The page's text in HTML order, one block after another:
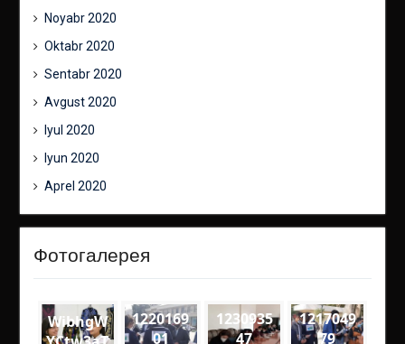
Noyabr 2020
Oktabr 2020
Sentabr 2020
Avgust 2020
Iyul 2020
Iyun 2020
Aprel 2020
Фотогалерея
WibhgW
1220169
01
1230935
47
1217049
79